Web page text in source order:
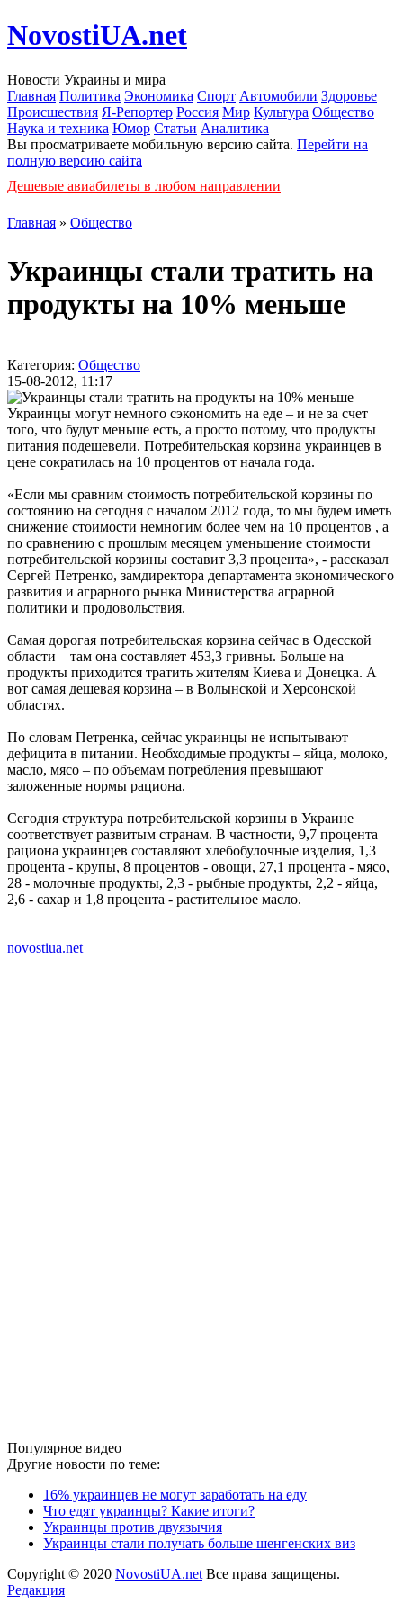
NovostiUA.net
Новости Украины и мира
Главная Политика Экономика Спорт Автомобили Здоровье
Происшествия Я-Репортер Россия Мир Культура Общество
Наука и техника Юмор Статьи Аналитика
Вы просматриваете мобильную версию сайта. Перейти на
полную версию сайта
Дешевые авиабилеты в любом направлении
Главная » Общество
Украинцы стали тратить на
продукты на 10% меньше
Категория: Общество
15-08-2012, 11:17
Украинцы могут немного сэкономить на еде – и не за счет
того, что будут меньше есть, а просто потому, что продукты
питания подешевели. Потребительская корзина украинцев в
цене сократилась на 10 процентов от начала года.
«Если мы сравним стоимость потребительской корзины по
состоянию на сегодня с началом 2012 года, то мы будем иметь
снижение стоимости немногим более чем на 10 процентов , а
по сравнению с прошлым месяцем уменьшение стоимости
потребительской корзины составит 3,3 процента», - рассказал
Сергей Петренко, замдиректора департамента экономического
развития и аграрного рынка Министерства аграрной
политики и продовольствия.
Самая дорогая потребительская корзина сейчас в Одесской
области – там она составляет 453,3 гривны. Больше на
продукты приходится тратить жителям Киева и Донецка. А
вот самая дешевая корзина – в Волынской и Херсонской
областях.
По словам Петренка, сейчас украинцы не испытывают
дефицита в питании. Необходимые продукты – яйца, молоко,
масло, мясо – по объемам потребления превышают
заложенные нормы рациона.
Сегодня структура потребительской корзины в Украине
соответствует развитым странам. В частности, 9,7 процента
рациона украинцев составляют хлебобулочные изделия, 1,3
процента - крупы, 8 процентов - овощи, 27,1 процента - мясо,
28 - молочные продукты, 2,3 - рыбные продукты, 2,2 - яйца,
2,6 - сахар и 1,8 процента - растительное масло.
novostiua.net
Популярное видео
Другие новости по теме:
16% украинцев не могут заработать на еду
Что едят украинцы? Какие итоги?
Украинцы против двуязычия
Украинцы стали получать больше шенгенских виз
Copyright © 2020 NovostiUA.net Все права защищены.
Редакция